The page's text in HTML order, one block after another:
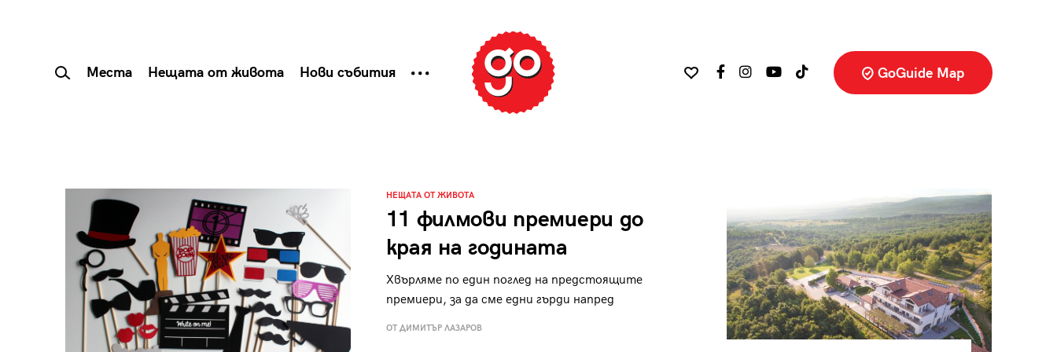
Места Нещата от живота Нови събития GoGuide Map
НЕЩАТА ОТ ЖИВОТА
11 филмови премиери до
края на годината
Хвърляме по един поглед на предстоящите
премиери, за да сме едни гърди напред
ОТ ДИМИТЪР ЛАЗАРОВ